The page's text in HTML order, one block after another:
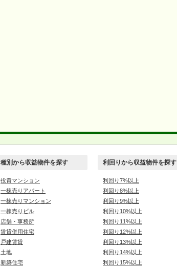
種別から収益物件を探す
投資マンション
一棟売りアパート
一棟売りマンション
一棟売りビル
店舗・事務所
賃貸併用住宅
戸建賃貸
土地
新築住宅
利回りから収益物件を探す
利回り7%以上
利回り8%以上
利回り9%以上
利回り10%以上
利回り11%以上
利回り12%以上
利回り13%以上
利回り14%以上
利回り15%以上